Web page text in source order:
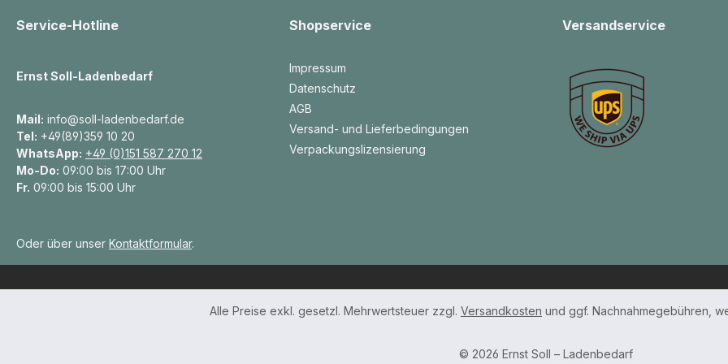
Service-Hotline
Ernst Soll-Ladenbedarf
Mail: info@soll-ladenbedarf.de
Tel: +49(89)359 10 20
WhatsApp: +49 (0)151 587 270 12
Mo-Do: 09:00 bis 17:00 Uhr
Fr. 09:00 bis 15:00 Uhr
Oder über unser Kontaktformular.
Shopservice
Impressum
Datenschutz
AGB
Versand- und Lieferbedingungen
Verpackungslizensierung
Versandservice
Alle Preise exkl. gesetzl. Mehrwertsteuer zzgl. Versandkosten und ggf. Nachnahmegebühren,
© 2026 Ernst Soll – Ladenbedarf